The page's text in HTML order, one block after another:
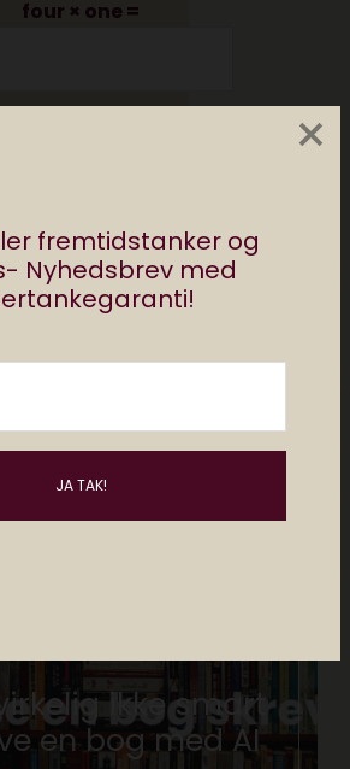
fremtidstanker og
Nyhedsbrev med
×
four × one =
Comments Yet.
mener
ikke smart
en bog med AI